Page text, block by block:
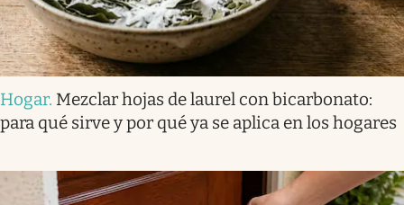
Hogar. Mezclar hojas de laurel con bicarbonato:
para qué sirve y por qué ya se aplica en los hogares